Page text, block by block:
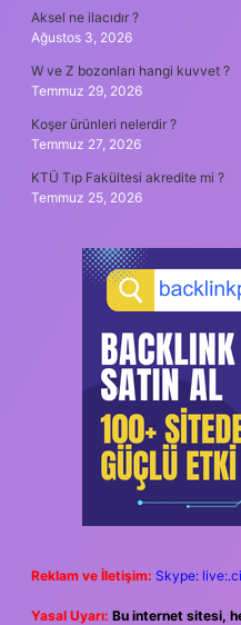
Aksel ne ilacıdır ?
Ağustos 3, 2026
W ve Z bozonları hangi kuvvet ?
Temmuz 29, 2026
Koşer ürünleri nelerdir ?
Temmuz 27, 2026
KTÜ Tıp Fakültesi akredite mi ?
Temmuz 25, 2026
Reklam ve İletişim: Skype:
Yasal Uyarı: Bu internet sitesi,